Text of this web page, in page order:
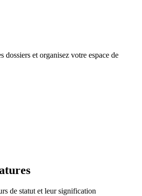
dossiers et organisez votre espace de
de statut et leur signification